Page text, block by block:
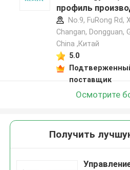
профиль
No.9, FuRong Rd,
Changan, Dongguan,
China ,Китай
5.0
поставщик
Осмотрите
Получить